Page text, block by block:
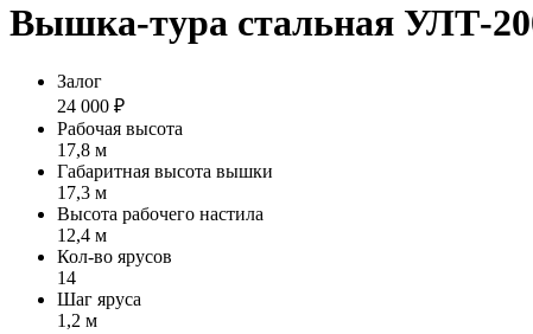
Вышка-тура стальная УЛТ-
Залог
24 000 ₽
Рабочая высота
17,8 м
Габаритная высота вышки
17,3 м
Высота рабочего настила
12,4 м
Кол-во ярусов
14
Шаг яруса
1,2 м